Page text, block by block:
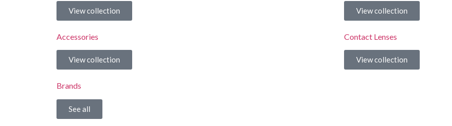
View collection View collection
Accessories
View collection
Contact Lenses
View collection
Brands
See all